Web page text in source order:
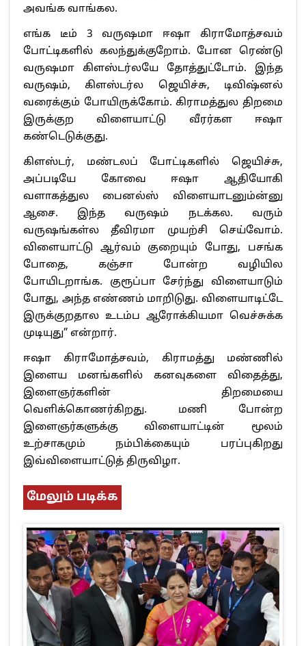
அவங்க வாங்கல.
எங்க டீம் 3 வருஷமா ஈஷா கிராமோத்சவம்
போட்டிகளில் கலந்துக்குறோம். போன ரெண்டு
வருஷமா கிளஸ்டர்லயே தோத்துட்டோம். இந்த
வருஷம், கிளஸ்டர்ல ஜெயிச்சு, டிவிஷ்னல்
வரைக்கும் போயிருக்கோம். கிராமத்துல திறமை
இருக்குற விளையாட்டு வீரர்கள ஈஷா
கண்டெடுக்குது.
கிளஸ்டர், மண்டலப் போட்டிகளில் ஜெயிச்சு,
அப்படியே கோவை ஈஷா ஆதியோகி
வளாகத்துல பைனல்ஸ் விளையாடனும்ன்னு
ஆசை. இந்த வருஷம் நடக்கல. வரும்
வருஷங்கள்ல தீவிரமா முயற்சி செய்வோம்.
விளையாட்டு ஆர்வம் குறையும் போது, பசங்க
போதை, கஞ்சா போன்ற வழியில
போயிடறாங்க. குரூப்பா சேர்ந்து விளையாடும்
போது, அந்த எண்ணம் மாறிடுது. விளையாடிட்டே
இருக்குறதால உடம்ப ஆரோக்கியமா வெச்சுக்க
முடியுது” என்றார்.
ஈஷா கிராமோத்சவம், கிராமத்து மண்ணில்
இளைய மனங்களில் கனவுகளை விதைத்து,
இளைஞர்களின் திறமையை
வெளிக்கொணர்கிறது. மணி போன்ற
இளைஞர்களுக்கு விளையாட்டின் மூலம்
உற்சாகமும் நம்பிக்கையும் பரப்புகிறது
இவ்விளையாட்டுத் திருவிழா.
மேலும் படிக்க